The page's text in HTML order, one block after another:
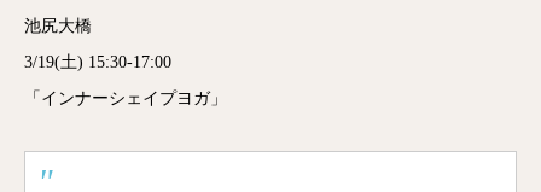
池尻大橋
3/19(土) 15:30-17:00
「インナーシェイプヨガ」